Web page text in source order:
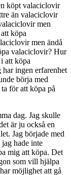
köpt valaciclovir
än valaciclovir
men
köpa
men ändå
valaciclovir? Hur
att köpa
ingen erfarenhet
börja med
för att köpa på
dag. Jag skulle
är ju också en
Jag började med
hade inte
mig att köpa. Det
som vill hjälpa
möjlighet att gå